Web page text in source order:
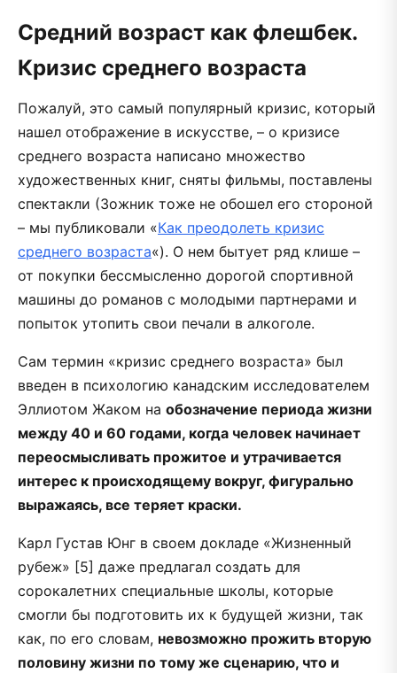
Средний возраст как флешбек.
Кризис среднего возраста
Пожалуй, это самый популярный кризис, который
нашел отображение в искусстве, – о кризисе
среднего возраста написано множество
художественных книг, сняты фильмы, поставлены
спектакли (Зожник тоже не обошел его стороной
– мы публиковали «Как преодолеть кризис
среднего возраста«). О нем бытует ряд клише –
от покупки бессмысленно дорогой спортивной
машины до романов с молодыми партнерами и
попыток утопить свои печали в алкоголе.
Сам термин «кризис среднего возраста» был
введен в психологию канадским исследователем
Эллиотом Жаком на обозначение периода жизни
между 40 и 60 годами, когда человек начинает
переосмысливать прожитое и утрачивается
интерес к происходящему вокруг, фигурально
выражаясь, все теряет краски.
Карл Густав Юнг в своем докладе «Жизненный
рубеж» [5] даже предлагал создать для
сорокалетних специальные школы, которые
смогли бы подготовить их к будущей жизни, так
как, по его словам, невозможно прожить вторую
половину жизни по тому же сценарию, что и